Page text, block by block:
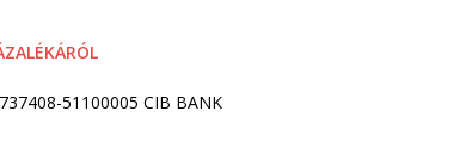
51100005 CIB BANK